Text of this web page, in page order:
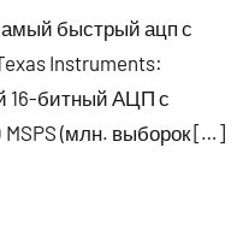
быстрый ацп с
Instruments:
16-битный АЦП с
MSPS (млн. выборок […]